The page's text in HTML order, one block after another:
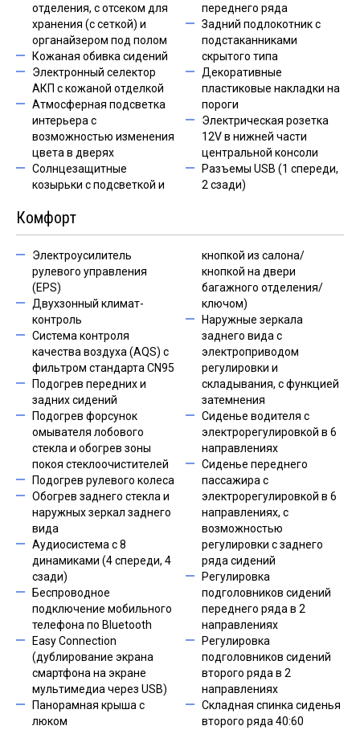
отделения, с отсеком для
хранения (с сеткой) и
органайзером под полом
Кожаная обивка сидений
Электронный селектор
АКП с кожаной отделкой
Атмосферная подсветка
интерьера с
возможностью изменения
цвета в дверях
Солнцезащитные
козырьки с подсветкой и
переднего ряда
Задний подлокотник с
подстаканниками
скрытого типа
Декоративные
пластиковые накладки на
пороги
Электрическая розетка
12V в нижней части
центральной консоли
Разъемы USB (1 спереди,
2 сзади)
Комфорт
Электроусилитель
рулевого управления
(EPS)
Двухзонный климат-
контроль
Система контроля
качества воздуха (AQS) с
фильтром стандарта CN95
Подогрев передних и
задних сидений
Подогрев форсунок
омывателя лобового
стекла и обогрев зоны
покоя стеклоочистителей
Подогрев рулевого колеса
Обогрев заднего стекла и
наружных зеркал заднего
вида
Аудиосистема с 8
динамиками (4 спереди, 4
сзади)
Беспроводное
подключение мобильного
телефона по Bluetooth
Easy Connection
(дублирование экрана
смартфона на экране
мультимедиa через USB)
Панорамная крыша с
люком
кнопкой из салона/
кнопкой на двери
багажного отделения/
ключом)
Наружные зеркала
заднего вида с
электроприводом
регулировки и
складывания, с функцией
затемнения
Сиденье водителя с
электрорегулировкой в 6
направлениях
Сиденье переднего
пассажира с
электрорегулировкой в 6
направлениях, с
возможностью
регулировки с заднего
ряда сидений
Регулировка
подголовников сидений
переднего ряда в 2
направлениях
Регулировка
подголовников сидений
второго ряда в 2
направлениях
Складная спинка сиденья
второго ряда 40:60